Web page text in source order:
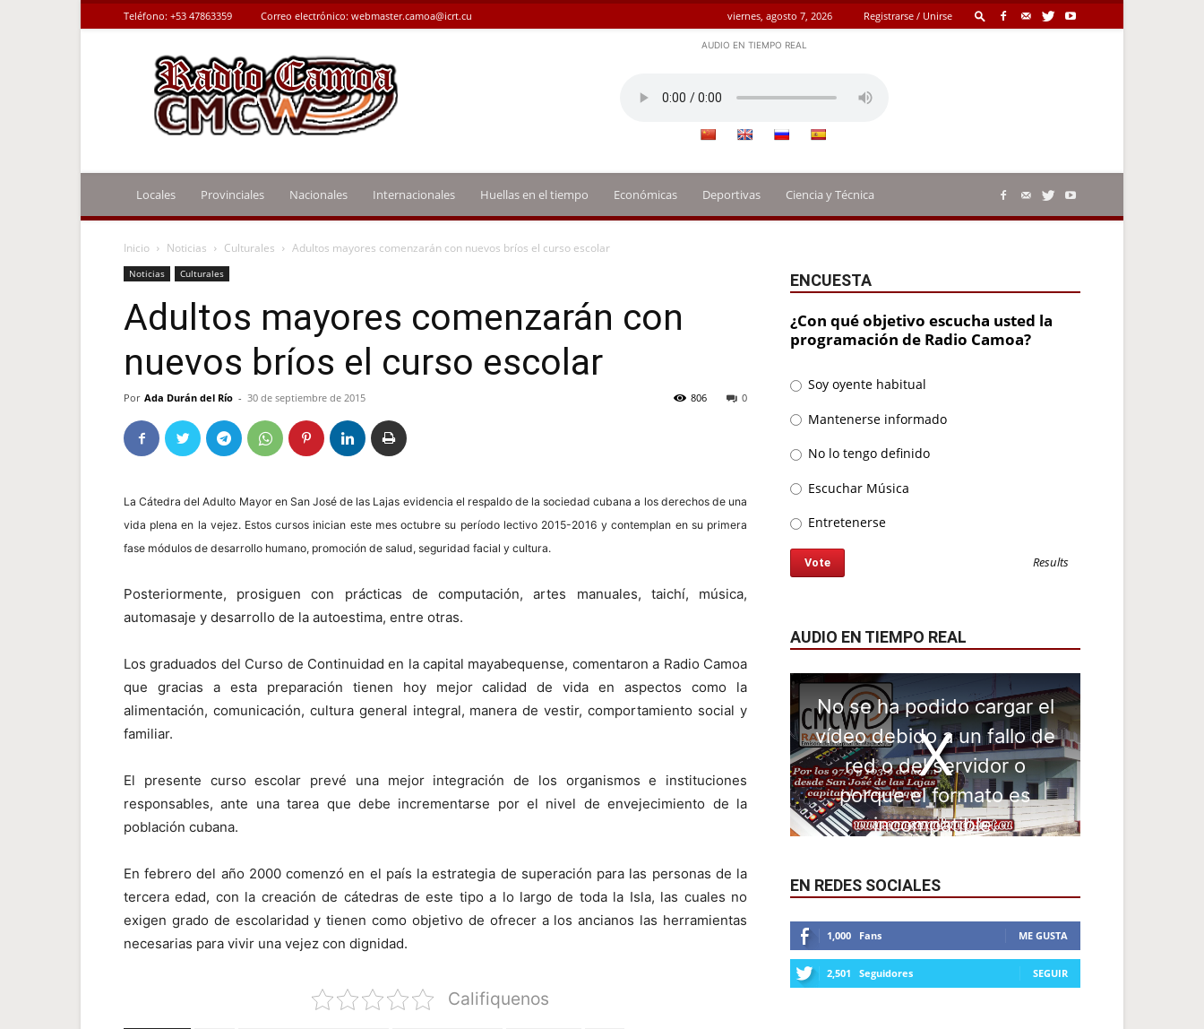
viernes, agosto 7, 2026 Registrarse / Unirse
Teléfono: +53 47863359 Correo electrónico: webmaster.camoa@icrt.cu
Radio
Camoa
AUDIO EN TIEMPO REAL
Locales Provinciales Nacionales Internacionales Huellas en el tiempo Económicas Deportivas Ciencia y Técnica
Inicio Noticias Culturales Adultos mayores comenzarán con nuevos bríos el curso escolar
Noticias Culturales
Adultos mayores comenzarán con
nuevos bríos el curso escolar
Por Ada Durán del Río - 30 de septiembre de 2015 0
806
La Cátedra del Adulto Mayor en San José de las Lajas evidencia el respaldo de la sociedad cubana a los derechos de una
vida plena en la vejez. Estos cursos inician este mes octubre su período lectivo 2015-2016 y contemplan en su primera
fase módulos de desarrollo humano, promoción de salud, seguridad facial y cultura.
Posteriormente, prosiguen con prácticas de computación, artes manuales, taichí, música,
automasaje y desarrollo de la autoestima, entre otras.
Los graduados del Curso de Continuidad en la capital mayabequense, comentaron a Radio Camoa
que gracias a esta preparación tienen hoy mejor calidad de vida en aspectos como la
alimentación, comunicación, cultura general integral, manera de vestir, comportamiento social y
familiar.
El presente curso escolar prevé una mejor integración de los organismos e instituciones
responsables, ante una tarea que debe incrementarse por el nivel de envejecimiento de la
población cubana.
En febrero del año 2000 comenzó en el país la estrategia de superación para las personas de la
tercera edad, con la creación de cátedras de este tipo a lo largo de toda la Isla, las cuales no
exigen grado de escolaridad y tienen como objetivo de ofrecer a los ancianos las herramientas
necesarias para vivir una vejez con dignidad.
Califiquenos
ENCUESTA
¿Con qué objetivo escucha usted la
programación de Radio Camoa?
Soy oyente habitual
Mantenerse informado
No lo tengo definido
Escuchar Música
Entretenerse
Results
AUDIO EN TIEMPO REAL
EN REDES SOCIALES
1,000 Fans ME GUSTA
2,501 Seguidores SEGUIR